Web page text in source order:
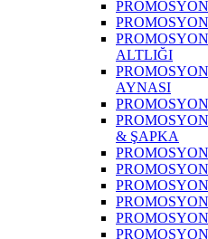
ALTLIĞI
AYNASI
& ŞAPKA